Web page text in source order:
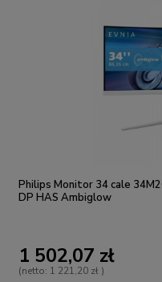
Philips Monitor 34 cale
DP HAS Ambiglow
1 502,07 zł
(netto: 1 221,20 zł )